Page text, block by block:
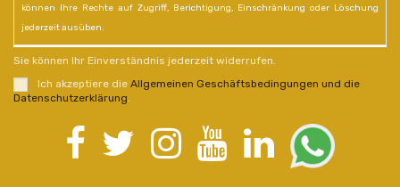
können Ihre Rechte auf Zugriff, Berichtigung, Einschränkung oder Löschung
jederzeit ausüben.
Sie können Ihr Einverständnis jederzeit widerrufen.
Ich akzeptiere die Allgemeinen Geschäftsbedingungen und die
Datenschutzerklärung.